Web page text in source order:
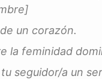
un corazón.
la feminidad
seguidor/a un